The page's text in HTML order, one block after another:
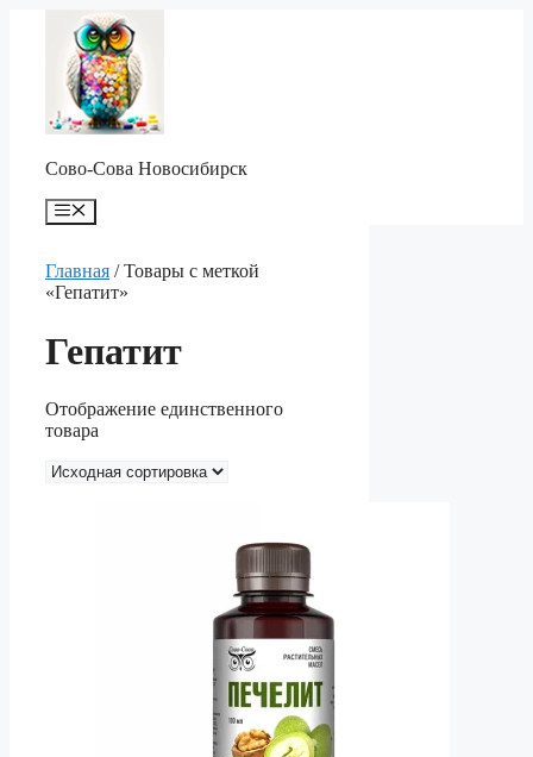
содержимому
Сово-Сова Новосибирск
Меню
Главная / Товары с меткой
«Гепатит»
Гепатит
Отображение единственного
товара